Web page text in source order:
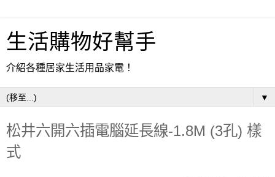
生活購物好幫手
介紹各種居家生活用品家電！
▼
松井六開六插電腦延長線-1.8M (3孔) 樣
式